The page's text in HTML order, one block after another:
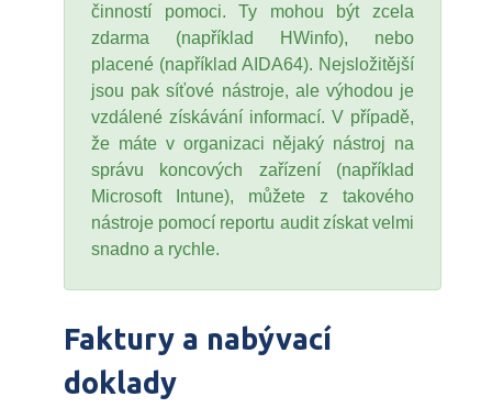
činností pomoci. Ty mohou být zcela
zdarma (například HWinfo), nebo
placené (například AIDA64). Nejsložitější
jsou pak síťové nástroje, ale výhodou je
vzdálené získávání informací. V případě,
že máte v organizaci nějaký nástroj na
správu koncových zařízení (například
Microsoft Intune), můžete z takového
nástroje pomocí reportu audit získat velmi
snadno a rychle.
Faktury a nabývací
doklady